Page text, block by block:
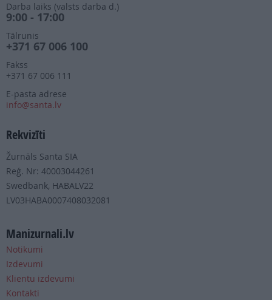
Darba laiks (valsts darba d.)
9:00 - 17:00
Tālrunis
+371 67 006 100
Fakss
+371 67 006 111
E-pasta adrese
info@santa.lv
Rekvizīti
Žurnāls Santa SIA
Reģ. Nr: 40003044261
Swedbank, HABALV22
LV03HABA0007408032081
Manizurnali.lv
Notikumi
Izdevumi
Klientu izdevumi
Kontakti